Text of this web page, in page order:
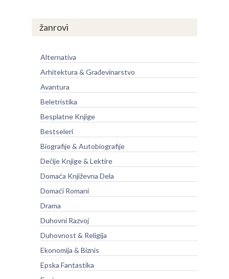
žanrovi
Alternativa
Arhitektura & Građevinarstvo
Avantura
Beletristika
Besplatne Knjige
Bestseleri
Biografije & Autobiografije
Dečije Knjige & Lektire
Domaća Književna Dela
Domaći Romani
Drama
Duhovni Razvoj
Duhovnost & Religija
Ekonomija & Biznis
Epska Fantastika